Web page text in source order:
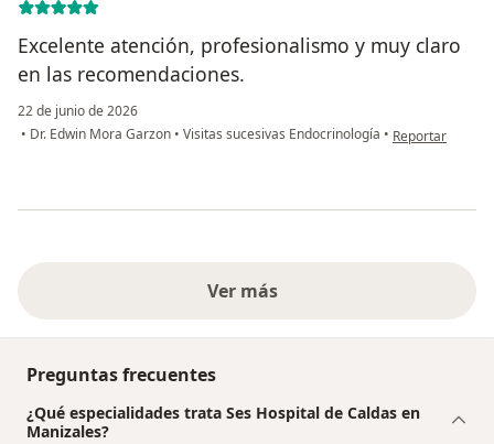
Excelente atención, profesionalismo y muy claro
en las recomendaciones.
22 de junio de 2026
• Dr. Edwin Mora Garzon • Visitas sucesivas Endocrinología • en opinión del
Reportar
Ver más
Preguntas frecuentes
¿Qué especialidades trata Ses Hospital de Caldas en
Manizales?